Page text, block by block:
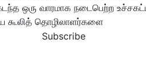
Subscribe
ஒரு வாரமாக நடைபெற்ற உச்சகட்ட
கூலித் தொழிலாளர்களை